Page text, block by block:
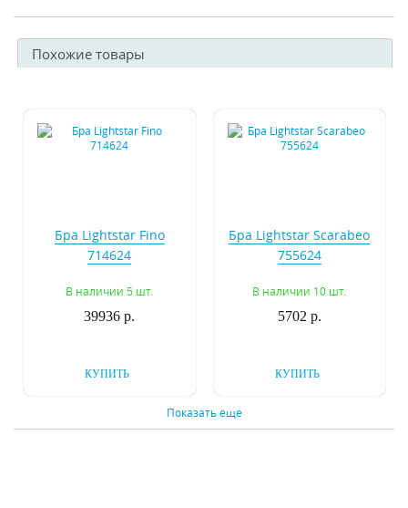
Похожие товары
Бра Lightstar Fino
714624
В наличии 5 шт.
39936 р.
КУПИТЬ
Бра Lightstar Scarabeo
755624
В наличии 10 шт.
5702 р.
КУПИТЬ
Показать еще